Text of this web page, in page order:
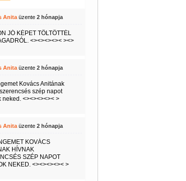
Anitaüzente 2 hónapja
JÓ KÉPET TÖLTÖTTÉL
<><><><>< ><>
Anitaüzente 2 hónapja
Kovács Anitának
szép napot
neked. <><><><>< >
Anitaüzente 2 hónapja
KOVÁCS
HÍVNAK
SZÉP NAPOT
NEKED. <><><><>< >